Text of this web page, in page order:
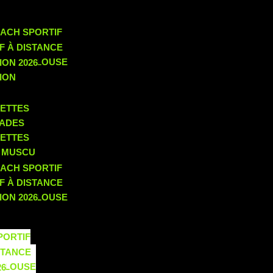
SPORTIF
À DISTANCE
À TOULOUSE
2026
SPORTIF
À DISTANCE
À TOULOUSE
2026